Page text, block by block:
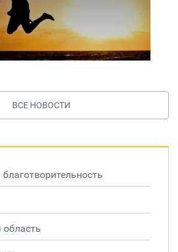
ВСЕ НОВОСТИ
область